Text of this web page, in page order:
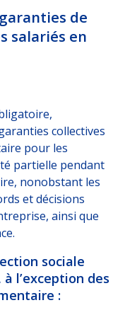
de
salariés en
collectives
pour les
partielle pendant
nonobstant les
et décisions
ainsi que
sociale
l’exception des
: